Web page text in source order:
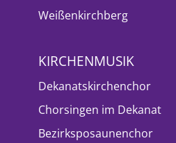
Weißenkirchberg
KIRCHENMUSIK
Dekanatskirchenchor
Chorsingen im Dekanat
Bezirksposaunenchor